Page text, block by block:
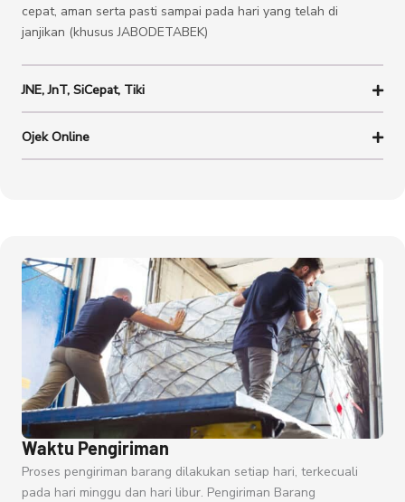
cepat, aman serta pasti sampai pada hari yang telah di
janjikan (khusus JABODETABEK)
JNE, JnT, SiCepat, Tiki
Ojek Online
Waktu Pengiriman
Proses pengiriman barang dilakukan setiap hari, terkecuali
pada hari minggu dan hari libur. Pengiriman Barang